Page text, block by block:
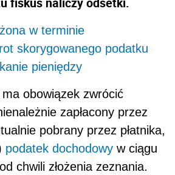
w terminie
skorygowanego podatku
pieniędzy
obowiązek zwrócić
zapłacony przez
pobrany przez płatnika,
podatek dochodowy w ciągu
chwili złożenia zeznania.